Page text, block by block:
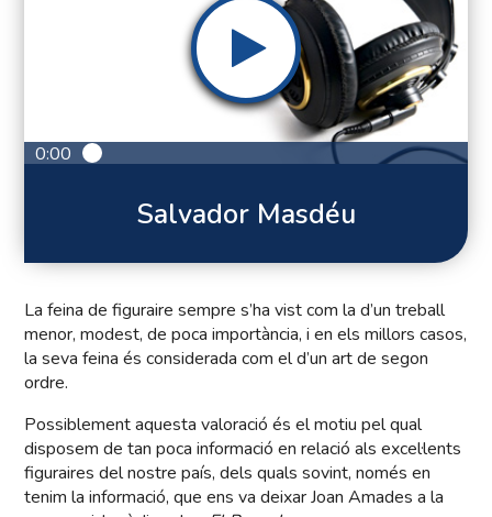
0:00
Salvador Masdéu
La feina de figuraire sempre s’ha vist com la d’un treball
menor, modest, de poca importància, i en els millors casos,
la seva feina és considerada com el d’un art de segon
ordre.
Possiblement aquesta valoració és el motiu pel qual
disposem de tan poca informació en relació als excel·lents
figuraires del nostre país, dels quals sovint, només en
tenim la informació, que ens va deixar Joan Amades a la